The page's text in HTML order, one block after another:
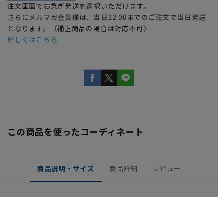
注文画面でお急ぎ発送を選択いただけます。
さらにメルマガ会員様は、当日12:00までのご注文で当日発送
となります。（補正商品の場合は対応不可）
詳しくはこちら
この商品を使ったコーディネート
商品説明・サイズ 商品詳細 レビュー